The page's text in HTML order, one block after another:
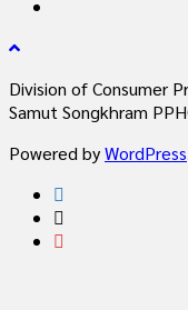
Division of Consumer
Samut Songkhram
Powered byWordPress